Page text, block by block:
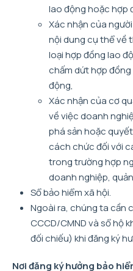
lao động hoặc hợp
Xác nhận của
nội dung cụ thể về
loại hợp đồng lao
chấm dứt hợp
động,
Xác nhận của cơ
về việc doanh
phá sản hoặc
cách chức đối với
trong trường hợp
doanh nghiệp,
Sổ bảo hiểm xã hội.
Ngoài ra, chúng ta cần
CCCD/CMND và sổ hộ
đối chiếu) khi đăng ký
Nơi đăng ký hưởng bảo